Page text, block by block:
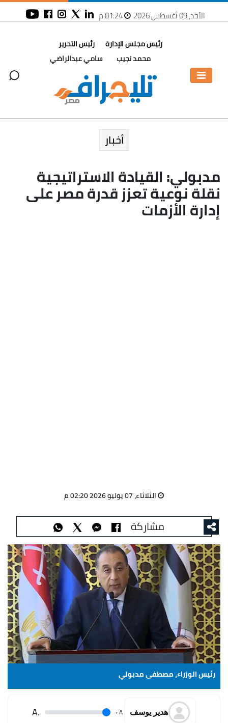
الأحد، 09 أغسطس 2026 01:24 م
رئيس مجلس الإدارة
محمد نجيب
رئيس التحرير
سامي عبدالراضي
أخبار
مدبولي: القيادة الاستراتيجية
نقلة نوعية تعزز قدرة مصر على
إدارة الأزمات
الثلاثاء، 07 يوليو 2026 02:20 م
مشاركة
رئيس الوزراء، مصطفى مدبولي
هدير يوسف A
.
.A